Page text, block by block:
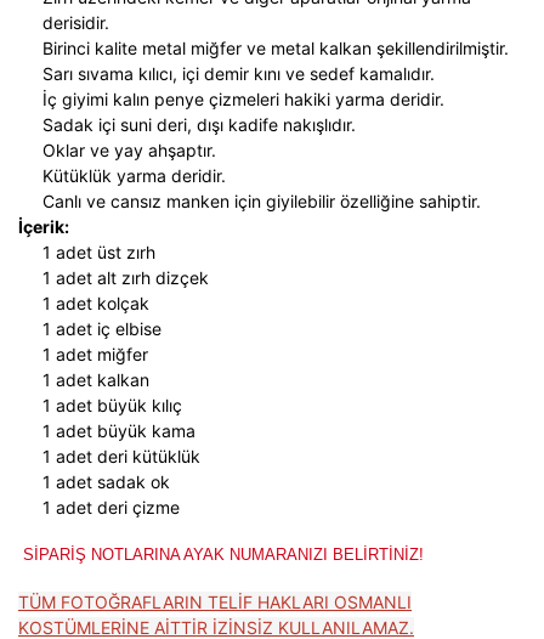
derisidir.
Birinci kalite metal miğfer ve metal kalkan şekillendirilmiştir.
Sarı sıvama kılıcı, içi demir kını ve sedef kamalıdır.
İç giyimi kalın penye çizmeleri hakiki yarma deridir.
Sadak içi suni deri, dışı kadife nakışlıdır.
Oklar ve yay ahşaptır.
Kütüklük yarma deridir.
Canlı ve cansız manken için giyilebilir özelliğine sahiptir.
İçerik:
1 adet üst zırh
1 adet alt zırh dizçek
1 adet kolçak
1 adet iç elbise
1 adet miğfer
1 adet kalkan
1 adet büyük kılıç
1 adet büyük kama
1 adet deri kütüklük
1 adet sadak ok
1 adet deri çizme
SİPARİŞ NOTLARINA AYAK NUMARANIZI BELİRTİNİZ!
TÜM FOTOĞRAFLARIN TELİF HAKLARI OSMANLI
KOSTÜMLERİNE AİTTİR İZİNSİZ KULLANILAMAZ.